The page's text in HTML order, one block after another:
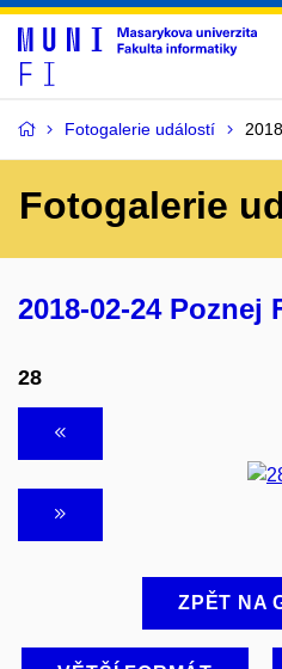
Fotogalerie událostí
Fotogalerie
2018-02-24 Poznej
28
ZPĚT NA